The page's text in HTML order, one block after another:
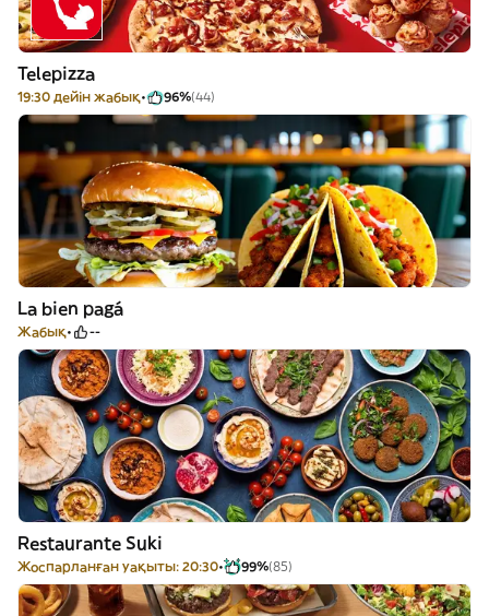
Telepizza
19:30 дейін жабық 96%(44)
La bien pagá
Жабық --
Restaurante Suki
Жоспарланған уақыты: 20:30 99%(85)